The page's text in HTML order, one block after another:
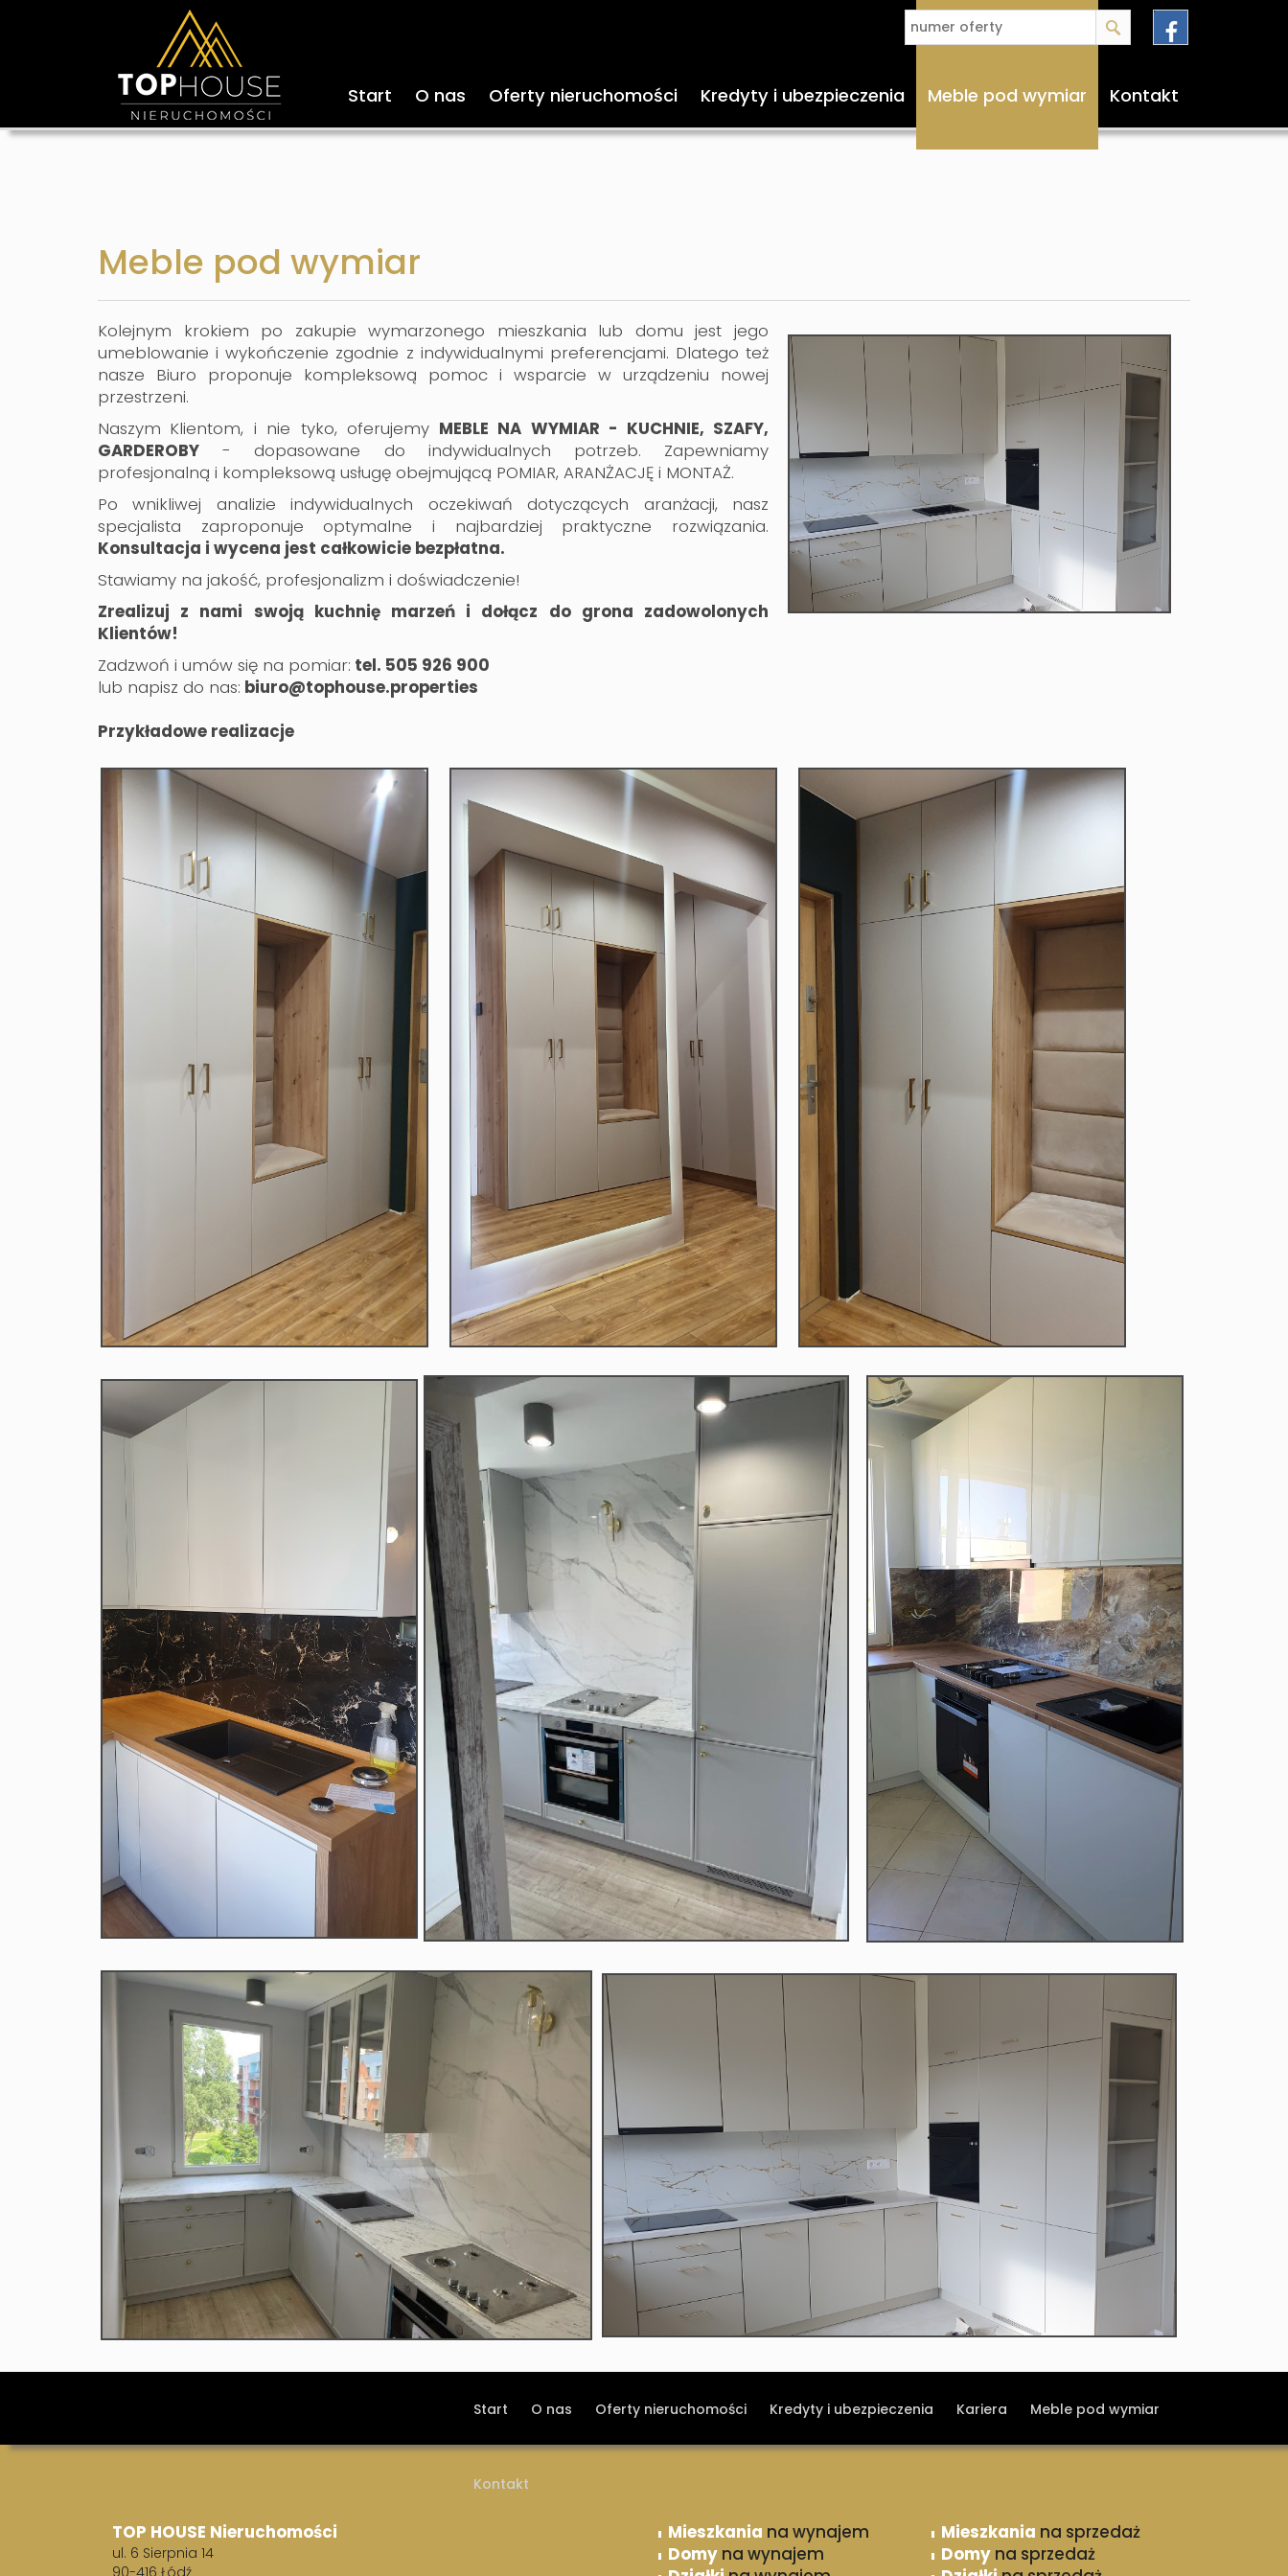
Start O nas Oferty nieruchomości Kredyty i ubezpieczenia Meble pod wymiar Kontakt
Meble pod wymiar
Kolejnym krokiem po zakupie wymarzonego mieszkania lub domu jest jego
umeblowanie i wykończenie zgodnie z indywidualnymi preferencjami. Dlatego też
nasze Biuro proponuje kompleksową pomoc i wsparcie w urządzeniu nowej
przestrzeni.
Naszym Klientom, i nie tyko, oferujemy MEBLE NA WYMIAR - KUCHNIE, SZAFY,
GARDEROBY - dopasowane do indywidualnych potrzeb. Zapewniamy
profesjonalną i kompleksową usługę obejmującą POMIAR, ARANŻACJĘ i MONTAŻ.
Po wnikliwej analizie indywidualnych oczekiwań dotyczących aranżacji, nasz
specjalista zaproponuje optymalne i najbardziej praktyczne rozwiązania.
Konsultacja i wycena jest całkowicie bezpłatna.
Stawiamy na jakość, profesjonalizm i doświadczenie!
Zrealizuj z nami swoją kuchnię marzeń i dołącz do grona zadowolonych
Klientów!
Zadzwoń i umów się na pomiar: tel. 505 926 900
lub napisz do nas: biuro@tophouse.properties
Przykładowe realizacje
Start O nas Oferty nieruchomości Kredyty i ubezpieczenia Kariera Meble pod wymiar
Kontakt
TOP HOUSE Nieruchomości
ul. 6 Sierpnia 14
90-416 Łódź
Mieszkania na wynajem
Domy na wynajem
Mieszkania na sprzedaż
Domy na sprzedaż